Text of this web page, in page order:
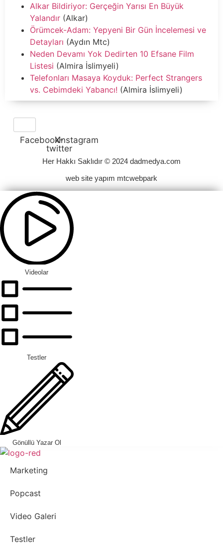
Alkar Bildiriyor: Gerçeğin Yarısı En Büyük
Yalandır (Alkar)
Örümcek-Adam: Yepyeni Bir Gün İncelemesi ve
Detayları (Aydın Mtc)
Neden Devamı Yok Dedirten 10 Efsane Film
Listesi (Almira İslimyeli)
Telefonları Masaya Koyduk: Perfect Strangers
vs. Cebimdeki Yabancı! (Almira İslimyeli)
FacebookX-
twitter
Instagram
Her Hakkı Saklıdır © 2024 dadmedya.com
web site yapım mtcwebpark
Videolar
Testler
Gönüllü Yazar Ol
Marketing
Popcast
Video Galeri
Testler